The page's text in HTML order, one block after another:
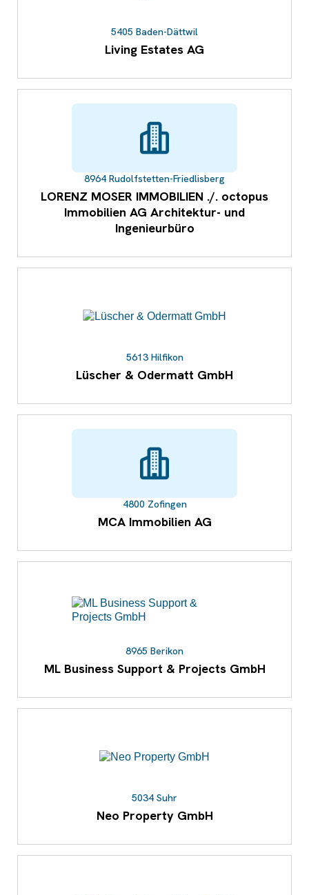
5405 Baden-Dättwil
Living Estates AG
8964 Rudolfstetten-Friedlisberg
LORENZ MOSER IMMOBILIEN ./. octopus
Immobilien AG Architektur- und
Ingenieurbüro
5613 Hilfikon
Lüscher & Odermatt GmbH
4800 Zofingen
MCA Immobilien AG
8965 Berikon
ML Business Support & Projects GmbH
5034 Suhr
Neo Property GmbH